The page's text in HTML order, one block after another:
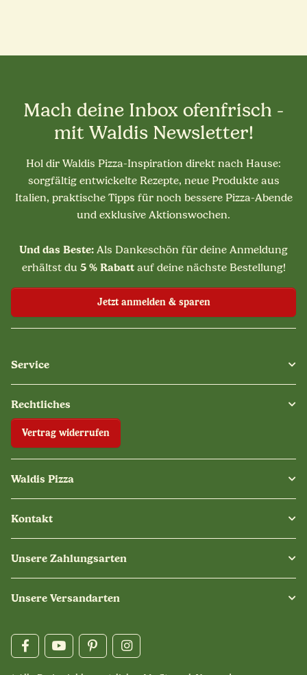
Mach deine Inbox ofenfrisch -
mit Waldis Newsletter!
Hol dir Waldis Pizza-Inspiration direkt nach Hause:
sorgfältig entwickelte Rezepte, neue Produkte aus
Italien, praktische Tipps für noch bessere Pizza-Abende
und exklusive Aktionswochen.
Und das Beste: Als Dankeschön für deine Anmeldung
erhältst du 5 % Rabattauf deine nächste Bestellung!
Jetzt anmelden & sparen
Service
Rechtliches
Vertrag widerrufen
Waldis Pizza
Kontakt
Unsere Zahlungsarten
Unsere Versandarten